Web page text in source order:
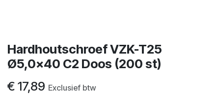
Hardhoutschroef VZK-T25
Ø5,0x40 C2 Doos (200 st)
€ 17,89 Exclusief btw